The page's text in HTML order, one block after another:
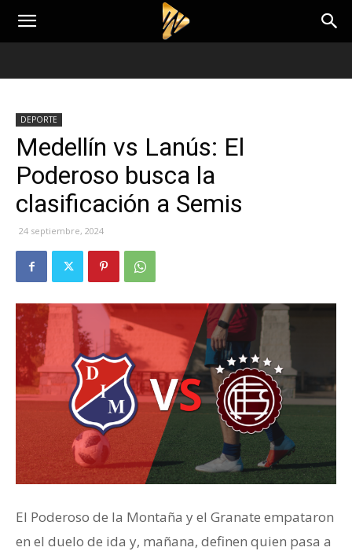
DEPORTE
Medellín vs Lanús: El
Poderoso busca la
clasificación a Semis
24 septiembre, 2024
El Poderoso de la Montaña y el Granate empataron
en el duelo de ida y, mañana, definen quien pasa a